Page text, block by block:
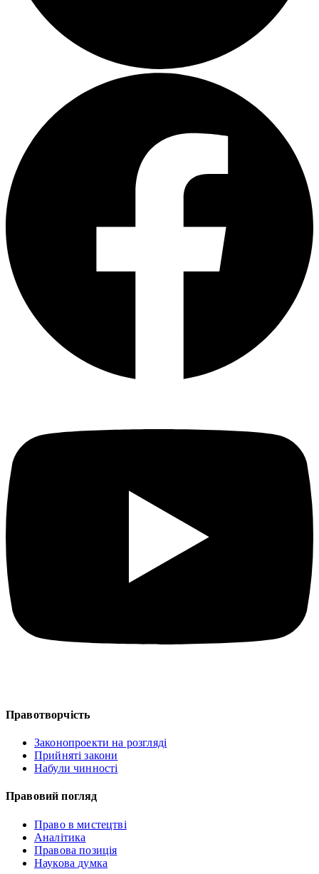
Правотворчість
Законопроекти на розгляді
Прийняті закони
Набули чинності
Правовий погляд
Право в мистецтві
Аналітика
Правова позиція
Наукова думка